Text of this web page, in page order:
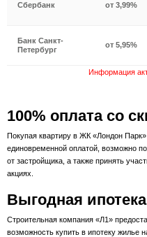
Сбербанк от 3,99%
Банк Санкт-
Петербург
от 5,95%
Информация
100% оплата со
Покупая квартиру в ЖК «Лондон Парк»
единовременной оплатой, возможно
от застройщика, а также принять
акциях.
Выгодная ипотека
Строительная компания «Л1»
возможность купить в ипотеку жилье